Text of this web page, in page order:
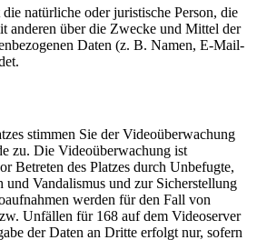
natürliche oder juristische Person, die
anderen über die Zwecke und Mittel der
Daten (z. B. Namen, E-Mail-
stimmen Sie der Videoüberwachung
zu. Die Videoüberwachung ist
Betreten des Platzes durch Unbefugte,
Vandalismus und zur Sicherstellung
werden für den Fall von
Unfällen für 168 auf dem Videoserver
der Daten an Dritte erfolgt nur, sofern